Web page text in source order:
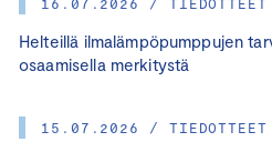
Helteillä ilmalämpöpumppujen
osaamisella merkitystä
15.07.2026 / TIEDOTTEET